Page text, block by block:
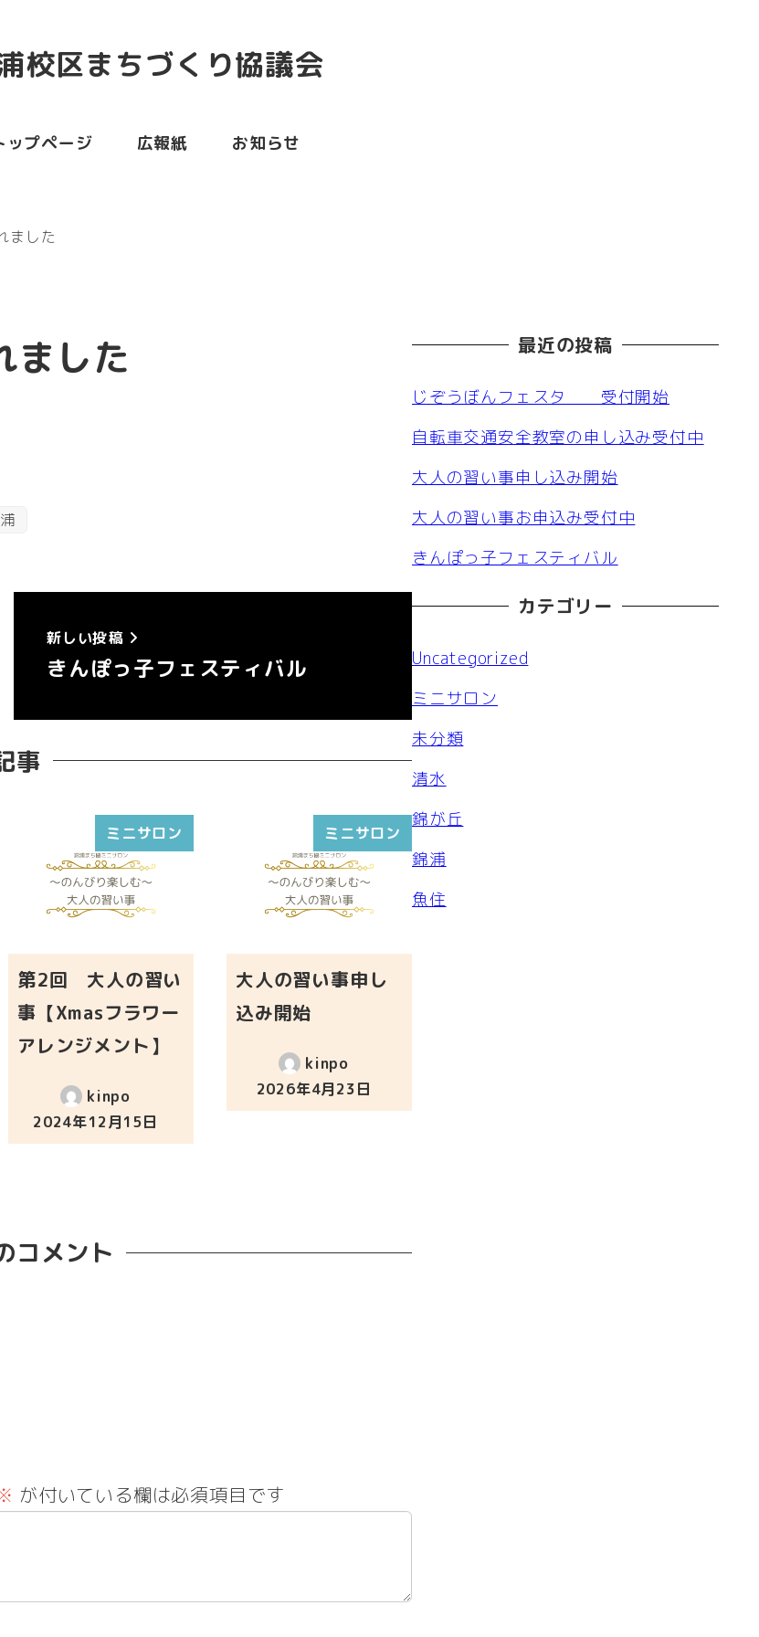
校区まちづくり協議会
ップページ 広報紙 お知らせ
ました
ました
新しい投稿
きんぽっ子フェスティバル
事
ミニサロン
第2回 大人の習い
事【Xmasフラワー
アレンジメント】
kinpo
投稿日
2024年12月15日
ミニサロン
大人の習い事申し
込み開始
kinpo
投稿日
2026年4月23日
コメント
が付いている欄は必須項目です
最近の投稿
じぞうぼんフェスタ 受付開始
自転車交通安全教室の申し込み受付中
大人の習い事申し込み開始
大人の習い事お申込み受付中
きんぽっ子フェスティバル
カテゴリー
Uncategorized
ミニサロン
未分類
清水
錦が丘
錦浦
魚住